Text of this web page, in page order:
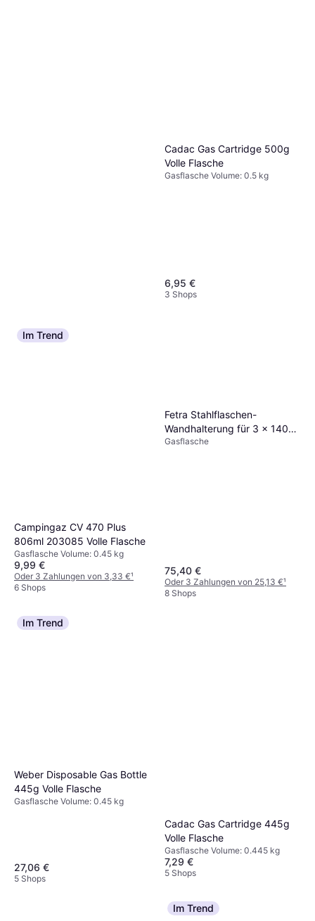
Cadac Gas Cartridge 500g
Volle Flasche
Gasflasche Volume: 0.5 kg
6,95 €
3 Shops
Im Trend
Campingaz CV 470 Plus
806ml 203085 Volle Flasche
Gasflasche Volume: 0.45 kg
9,99 €
Oder 3 Zahlungen von 3,33 €¹
6 Shops
Fetra Stahlflaschen-
Wandhalterung für 3 x 140
mm Flaschen
Gasflasche
75,40 €
Oder 3 Zahlungen von 25,13 €¹
8 Shops
Im Trend
Weber Disposable Gas Bottle
445g Volle Flasche
Gasflasche Volume: 0.45 kg
27,06 €
5 Shops
Cadac Gas Cartridge 445g
Volle Flasche
Gasflasche Volume: 0.445 kg
7,29 €
5 Shops
Im Trend